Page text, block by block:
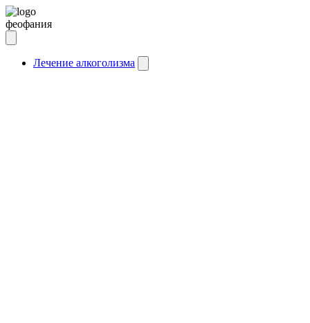
феофания
Лечение алкоголизма